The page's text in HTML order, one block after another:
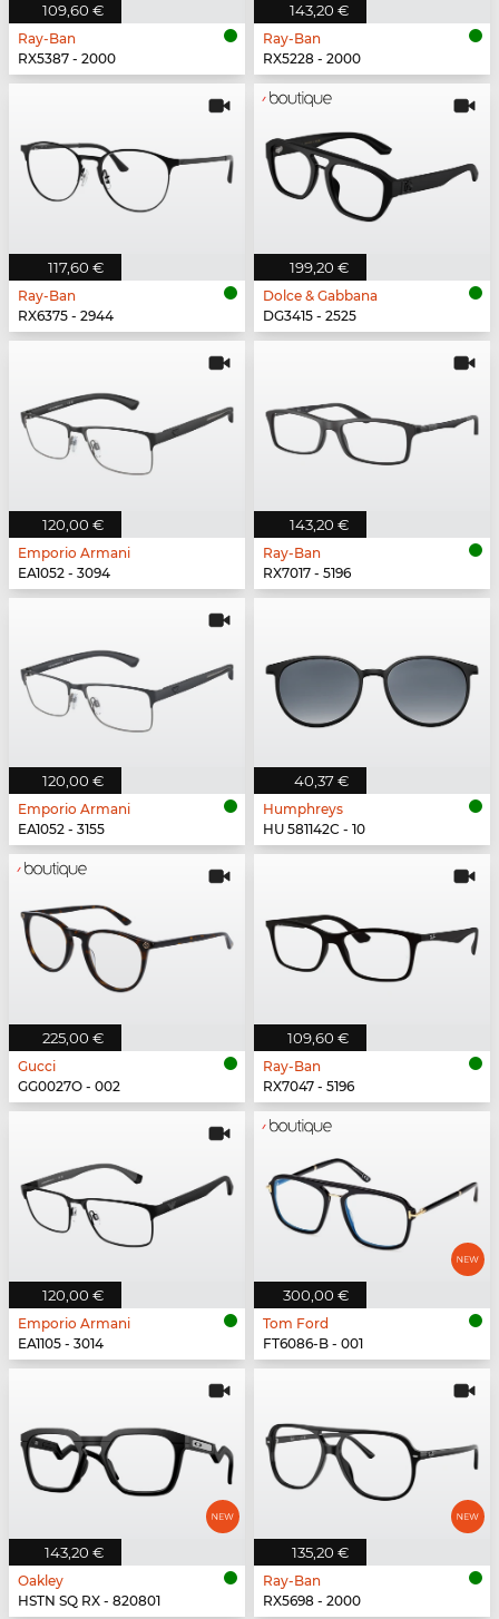
109,60 €
Ray-Ban
RX5387 - 2000
143,20 €
Ray-Ban
RX5228 - 2000
117,60 €
Ray-Ban
RX6375 - 2944
199,20 €
Dolce & Gabbana
DG3415 - 2525
120,00 €
Emporio Armani
EA1052 - 3094
143,20 €
Ray-Ban
RX7017 - 5196
120,00 €
Emporio Armani
EA1052 - 3155
40,37 €
Humphreys
HU 581142C - 10
225,00 €
Gucci
GG0027O - 002
109,60 €
Ray-Ban
RX7047 - 5196
120,00 €
Emporio Armani
EA1105 - 3014
300,00 €
Tom Ford
FT6086-B - 001
143,20 €
Oakley
HSTN SQ RX - 820801
135,20 €
Ray-Ban
RX5698 - 2000